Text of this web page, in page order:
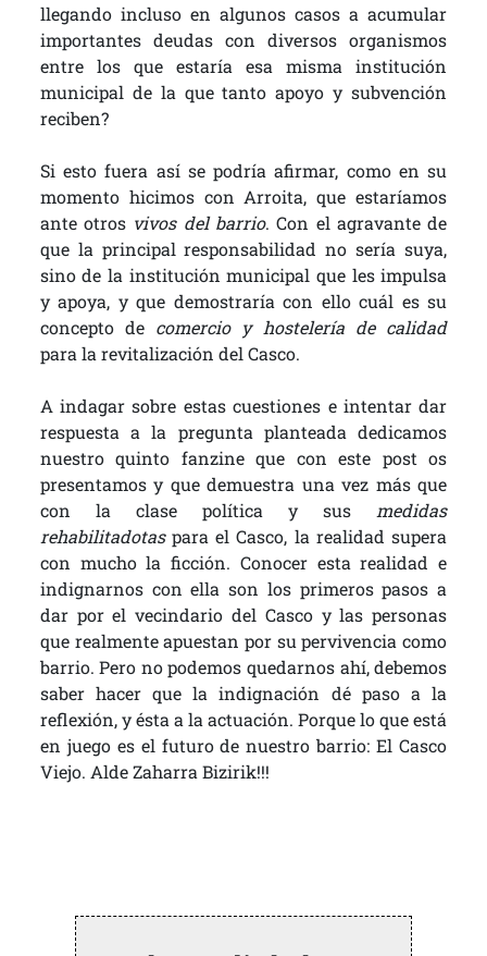
llegando incluso en algunos casos a acumular
importantes deudas con diversos organismos
entre los que estaría esa misma institución
municipal de la que tanto apoyo y subvención
reciben?
Si esto fuera así se podría afirmar, como en su
momento hicimos con Arroita, que estaríamos
ante otros vivos del barrio. Con el agravante de
que la principal responsabilidad no sería suya,
sino de la institución municipal que les impulsa
y apoya, y que demostraría con ello cuál es su
concepto de comercio y hostelería de calidad
para la revitalización del Casco.
A indagar sobre estas cuestiones e intentar dar
respuesta a la pregunta planteada dedicamos
nuestro quinto fanzine que con este post os
presentamos y que demuestra una vez más que
con la clase política y sus medidas
rehabilitadotaspara el Casco, la realidad supera
con mucho la ficción. Conocer esta realidad e
indignarnos con ella son los primeros pasos a
dar por el vecindario del Casco y las personas
que realmente apuestan por su pervivencia como
barrio. Pero no podemos quedarnos ahí, debemos
saber hacer que la indignación dé paso a la
reflexión, y ésta a la actuación. Porque lo que está
en juego es el futuro de nuestro barrio: El Casco
Viejo. Alde Zaharra Bizirik!!!